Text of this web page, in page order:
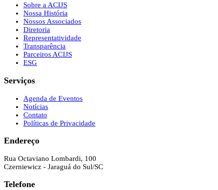
Sobre a ACIJS
Nossa História
Nossos Associados
Diretoria
Representatividade
Transparência
Parceiros ACIJS
ESG
Serviços
Agenda de Eventos
Notícias
Contato
Políticas de Privacidade
Endereço
Rua Octaviano Lombardi, 100
Czerniewicz - Jaraguá do Sul/SC
Telefone